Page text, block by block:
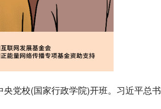
党校(国家行政学院)开班。习近平总书